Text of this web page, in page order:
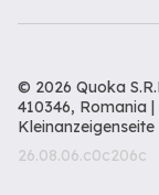
© 2026 Quoka
410346, Romania
Kleinanzeigenseite
26.08.06.c0c206c